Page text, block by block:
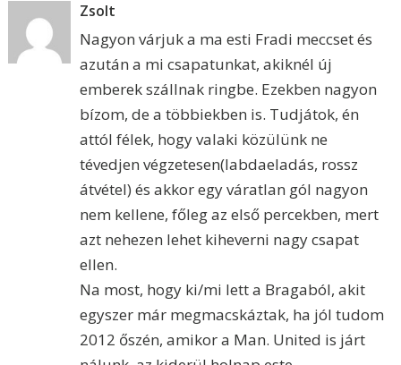
Zsolt
Nagyon várjuk a ma esti Fradi meccset és
azután a mi csapatunkat, akiknél új
emberek szállnak ringbe. Ezekben nagyon
bízom, de a többiekben is. Tudjátok, én
attól félek, hogy valaki közülünk ne
tévedjen végzetesen(labdaeladás, rossz
átvétel) és akkor egy váratlan gól nagyon
nem kellene, főleg az első percekben, mert
azt nehezen lehet kiheverni nagy csapat
ellen.
Na most, hogy ki/mi lett a Bragaból, akit
egyszer már megmacskáztak, ha jól tudom
2012 őszén, amikor a Man. United is járt